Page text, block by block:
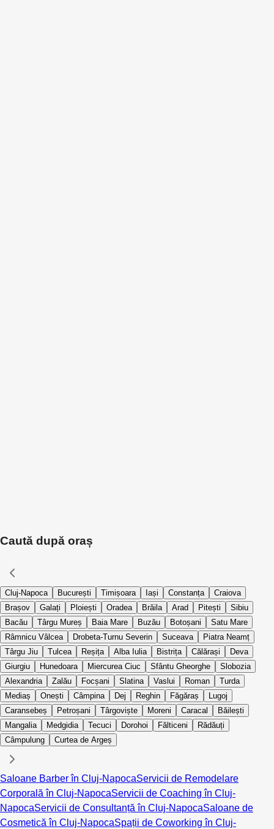
Caută după oraș
Cluj-Napoca București Timișoara Iași Constanța
Craiova
Brașov
Galați Ploiești Oradea Brăila Arad Pitești
Sibiu
Bacău
Târgu Mureș Baia Mare Buzău Botoșani
Satu Mare
Râmnicu Vâlcea
Drobeta-Turnu Severin Suceava
Piatra Neamț
Târgu Jiu
Tulcea Reșița Alba Iulia Bistrița Călărași
Deva
Giurgiu
Hunedoara Miercurea Ciuc Sfântu Gheorghe
Slobozia
Alexandria
Zalău Focșani Slatina Vaslui Roman
Turda
Mediaș
Onești Câmpina Dej Reghin Făgăraș
Lugoj
Caransebeș
Petroșani Târgoviște Moreni Caracal
Băilești
Mangalia
Medgidia Tecuci Dorohoi Fălticeni
Rădăuți
Câmpulung
Curtea de Argeș
Saloane Barber în Cluj-NapocaServicii de Remodelare
Corporală în Cluj-NapocaServicii de Coaching în Cluj-
NapocaServicii de Consultanță în Cluj-NapocaSaloane de
Cosmetică în Cluj-NapocaSpații de Coworking în Cluj-